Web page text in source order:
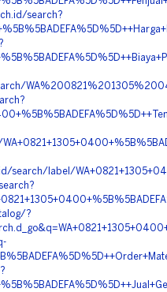
search?
search/label/
?